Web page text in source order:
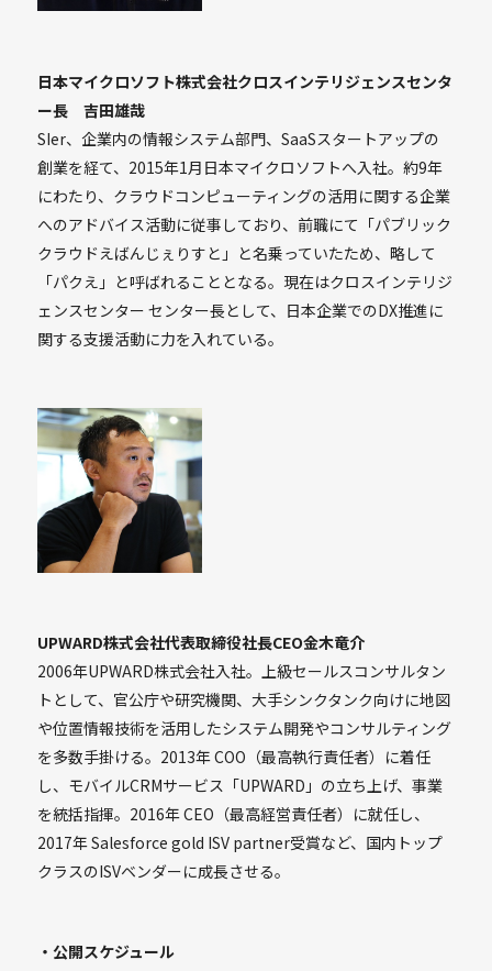
日本マイクロソフト株式会社クロスインテリジェンスセンタ
ー長 吉田雄哉
SIer、企業内の情報システム部門、SaaSスタートアップの
創業を経て、2015年1月日本マイクロソフトへ入社。約9年
にわたり、クラウドコンピューティングの活用に関する企業
へのアドバイス活動に従事しており、前職にて「パブリック
クラウドえばんじぇりすと」と名乗っていたため、略して
「パクえ」と呼ばれることとなる。現在はクロスインテリジ
ェンスセンター センター長として、日本企業でのDX推進に
関する支援活動に力を入れている。
UPWARD株式会社代表取締役社長CEO金木竜介
2006年UPWARD株式会社入社。上級セールスコンサルタン
トとして、官公庁や研究機関、大手シンクタンク向けに地図
や位置情報技術を活用したシステム開発やコンサルティング
を多数手掛ける。2013年 COO（最高執行責任者）に着任
し、モバイルCRMサービス「UPWARD」の立ち上げ、事業
を統括指揮。2016年 CEO（最高経営責任者）に就任し、
2017年 Salesforce gold ISV partner受賞など、国内トップ
クラスのISVベンダーに成長させる。
・公開スケジュール